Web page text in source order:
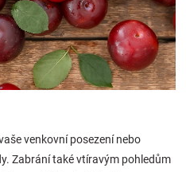
venkovní posezení nebo
Zabrání také vtíravým pohledům